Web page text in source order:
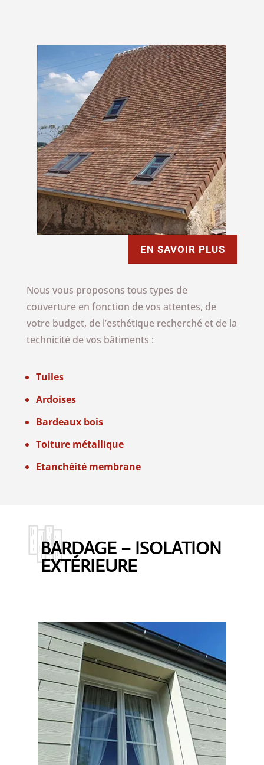
EN SAVOIR PLUS
Nous vous proposons tous types de
couverture en fonction de vos attentes, de
votre budget, de l’esthétique recherché et de la
technicité de vos bâtiments :
Tuiles
Ardoises
Bardeaux bois
Toiture métallique
Etanchéité membrane
BARDAGE – ISOLATION
EXTÉRIEURE